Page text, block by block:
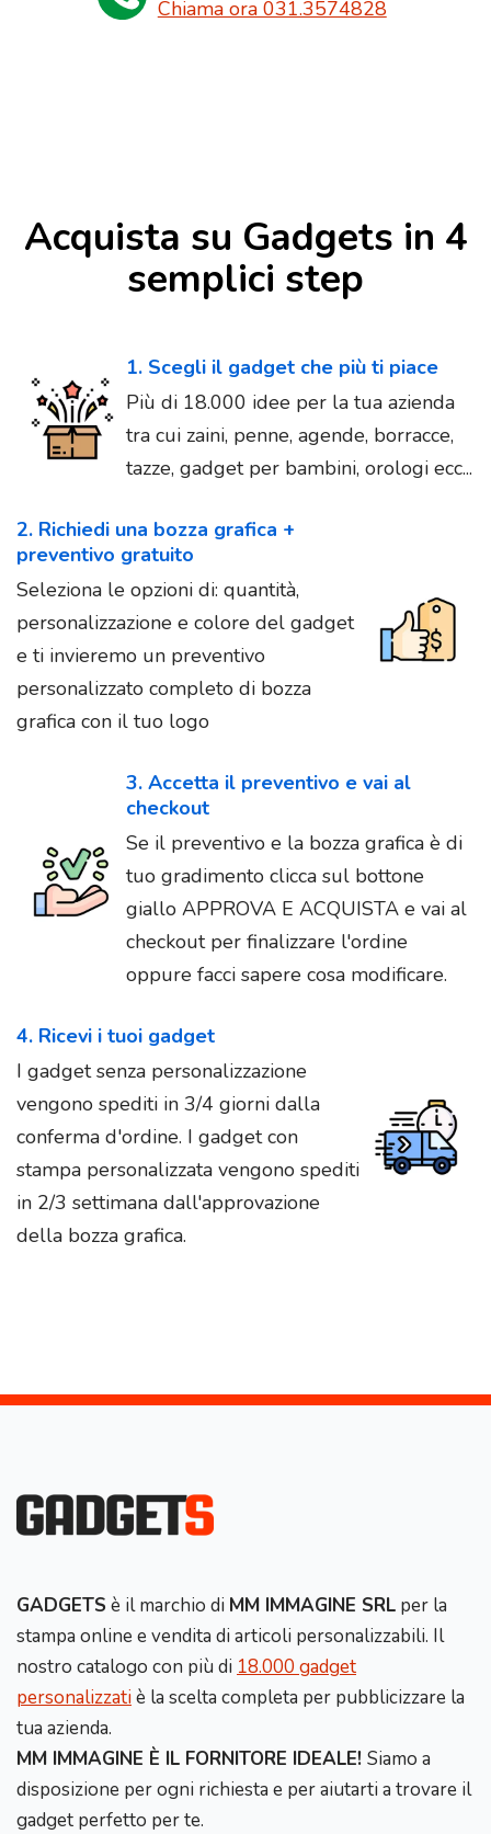
Chiama ora 031.3574828
Acquista su Gadgets in 4
semplici step
1. Scegli il gadget che più ti piace
Più di 18.000 idee per la tua azienda
tra cui zaini, penne, agende, borracce,
tazze, gadget per bambini, orologi ecc...
2. Richiedi una bozza grafica +
preventivo gratuito
Seleziona le opzioni di: quantità,
personalizzazione e colore del gadget
e ti invieremo un preventivo
personalizzato completo di bozza
grafica con il tuo logo
3. Accetta il preventivo e vai al
checkout
Se il preventivo e la bozza grafica è di
tuo gradimento clicca sul bottone
giallo APPROVA E ACQUISTA e vai al
checkout per finalizzare l'ordine
oppure facci sapere cosa modificare.
4. Ricevi i tuoi gadget
I gadget senza personalizzazione
vengono spediti in 3/4 giorni dalla
conferma d'ordine. I gadget con
stampa personalizzata vengono spediti
in 2/3 settimana dall'approvazione
della bozza grafica.
GADGETS è il marchio di MM IMMAGINE SRL per la
stampa online e vendita di articoli personalizzabili. Il
nostro catalogo con più di 18.000 gadget
personalizzatiè la scelta completa per pubblicizzare la
tua azienda.
MM IMMAGINE È IL FORNITORE IDEALE! Siamo a
disposizione per ogni richiesta e per aiutarti a trovare il
gadget perfetto per te.